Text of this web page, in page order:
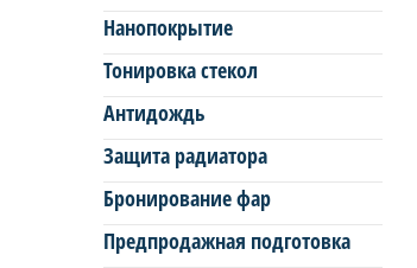
Нанопокрытие
Тонировка стекол
Антидождь
Защита радиатора
Бронирование фар
Предпродажная подготовка